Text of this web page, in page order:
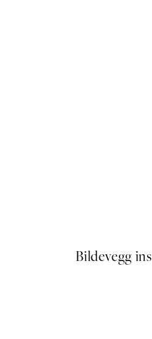
Bildevegg